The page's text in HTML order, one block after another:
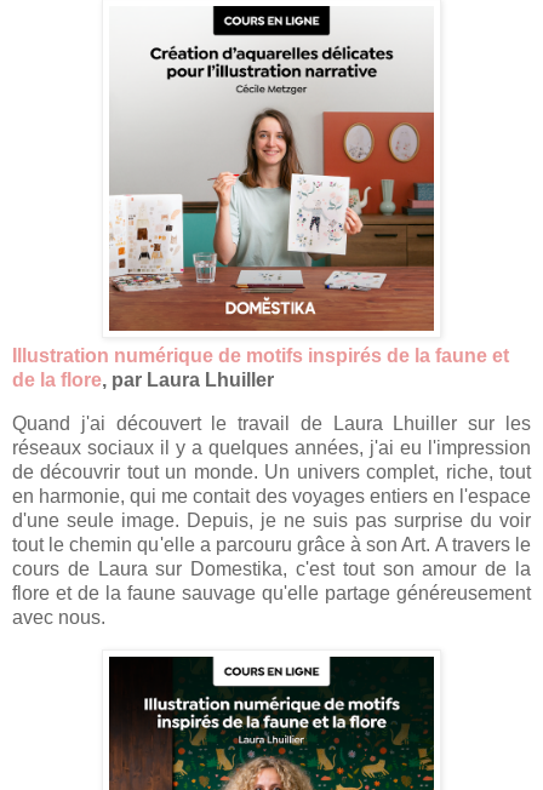
Illustration numérique de motifs inspirés de la faune et
de la flore, par Laura Lhuiller
Quand j'ai découvert le travail de Laura Lhuiller sur les
réseaux sociaux il y a quelques années, j'ai eu l'impression
de découvrir tout un monde. Un univers complet, riche, tout
en harmonie, qui me contait des voyages entiers en l'espace
d'une seule image. Depuis, je ne suis pas surprise du voir
tout le chemin qu'elle a parcouru grâce à son Art. A travers le
cours de Laura sur Domestika, c'est tout son amour de la
flore et de la faune sauvage qu'elle partage généreusement
avec nous.